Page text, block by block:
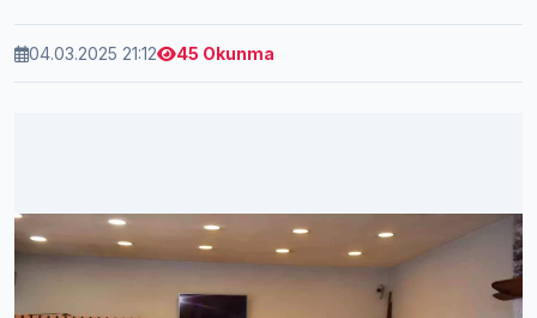
04.03.2025 21:12 45 Okunma